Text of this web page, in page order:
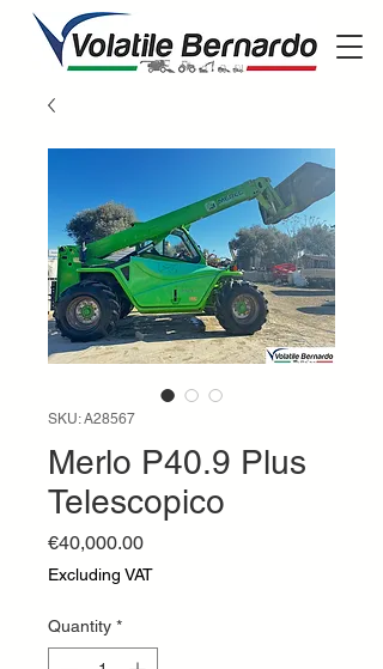
SKU: A28567
Merlo P40.9 Plus
Telescopico
€40,000.00Price
Excluding VAT
Quantity *